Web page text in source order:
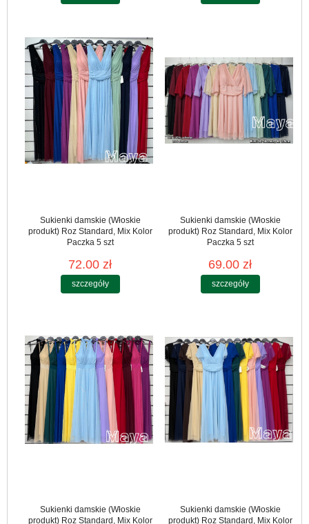
Sukienki damskie (Włoskie
produkt) Roz Standard, Mix Kolor
Paczka 5 szt
72.00 zł
szczegóły
Sukienki damskie (Włoskie
produkt) Roz Standard, Mix Kolor
Paczka 5 szt
69.00 zł
szczegóły
Sukienki damskie (Włoskie
produkt) Roz Standard, Mix Kolor
Sukienki damskie (Włoskie
produkt) Roz Standard, Mix Kolor